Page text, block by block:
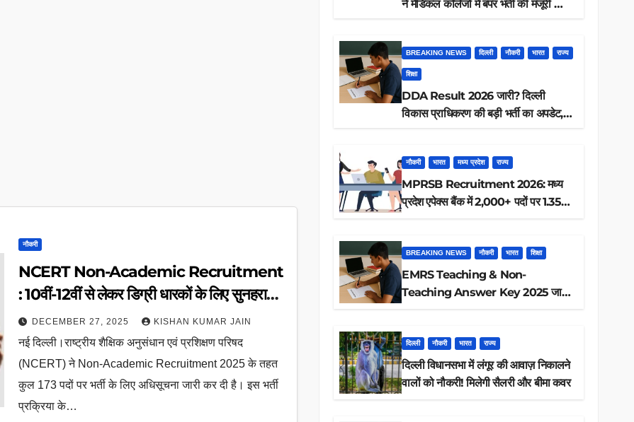
नौकरी
NCERT Non-Academic Recruitment
: 10वीं-12वीं से लेकर डिग्री धारकों के लिए सुनहरा
मौकाDECEMBER 27, 2025 KISHAN KUMAR JAIN
नई दिल्ली।राष्ट्रीय शैक्षिक अनुसंधान एवं प्रशिक्षण परिषद
(NCERT) ने Non-Academic Recruitment 2025 के तहत
कुल 173 पदों पर भर्ती के लिए अधिसूचना जारी कर दी है। इस भर्ती
प्रक्रिया के…
ने मेडिकल कॉलेजों में बंपर भर्ती की मंजूरी —
BREAKING NEWS दिल्ली नौकरी भारत राज्य
शिक्षा
DDA Result 2026 जारी? दिल्ली
विकास प्राधिकरण की बड़ी भर्ती का अपडेट,
नौकरी भारत मध्य प्रदेश राज्य
MPRSB Recruitment 2026: मध्य
प्रदेश एपेक्स बैंक में 2,000+ पदों पर 1.35
BREAKING NEWS नौकरी भारत शिक्षा
EMRS Teaching & Non-
Teaching Answer Key 2025 जारी,
दिल्ली नौकरी भारत राज्य
दिल्ली विधानसभा में लंगूर की आवाज़ निकालने
वालों को नौकरी! मिलेगी सैलरी और बीमा कवर